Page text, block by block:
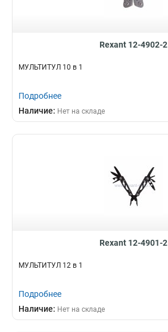
Rexant 12-4902-2
МУЛЬТИТУЛ 10 в 1
Подробнее
Наличие: Нет на складе
Rexant 12-4901-2
МУЛЬТИТУЛ 12 в 1
Подробнее
Наличие: Нет на складе